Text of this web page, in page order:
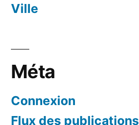
Ville
Méta
Connexion
Flux des publications